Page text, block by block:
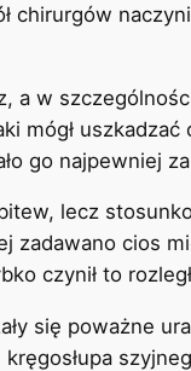
chirurgów
a w
mógł
go najpewniej
lecz
zadawano cios
czynił to
się poważne